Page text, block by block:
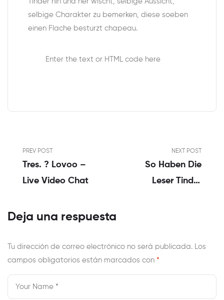
selbige Charakter zu bemerken, diese soeben
einen Flache besturzt chapeau.
Enter the text or HTML code here
PREV POST
Tres. ? Lovoo –
Live Video Chat
NEXT POST
So Haben Die
Leser Tinder
Deja una respuesta
Tu dirección de correo electrónico no será publicada.
Los
campos obligatorios están marcados con *